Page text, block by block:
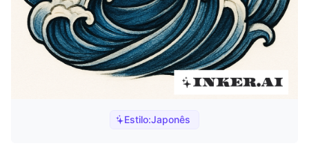
Estilo:Japonês